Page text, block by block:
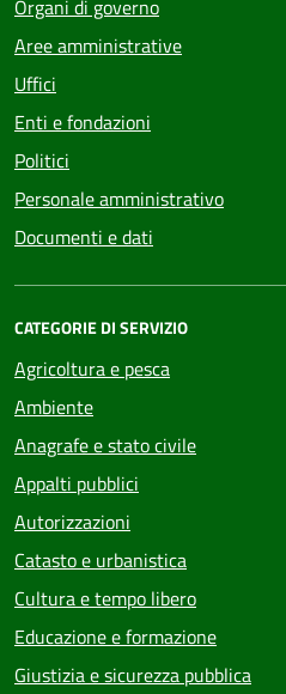
Organi di governo
Aree amministrative
Uffici
Enti e fondazioni
Politici
Personale amministrativo
Documenti e dati
CATEGORIE DI SERVIZIO
Agricoltura e pesca
Ambiente
Anagrafe e stato civile
Appalti pubblici
Autorizzazioni
Catasto e urbanistica
Cultura e tempo libero
Educazione e formazione
Giustizia e sicurezza pubblica